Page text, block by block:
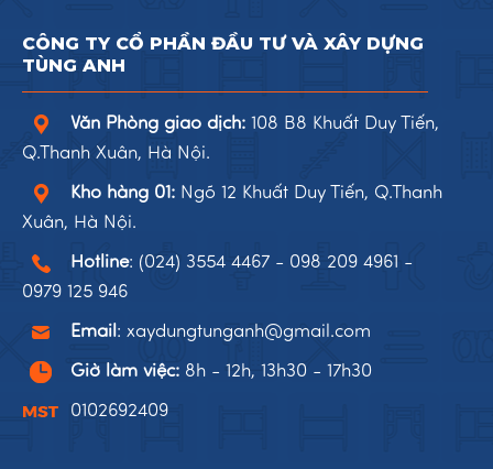
CÔNG TY CỔ PHẦN ĐẦU TƯ VÀ XÂY DỰNG
TÙNG ANH
Văn Phòng giao dịch: 108 B8 Khuất Duy Tiến,
Q.Thanh Xuân, Hà Nội.
Kho hàng 01: Ngõ 12 Khuất Duy Tiến, Q.Thanh
Xuân, Hà Nội.
Hotline: (024) 3554 4467 - 098 209 4961 -
0979 125 946
Email: xaydungtunganh@gmail.com
Giờ làm việc: 8h - 12h, 13h30 - 17h30
0102692409